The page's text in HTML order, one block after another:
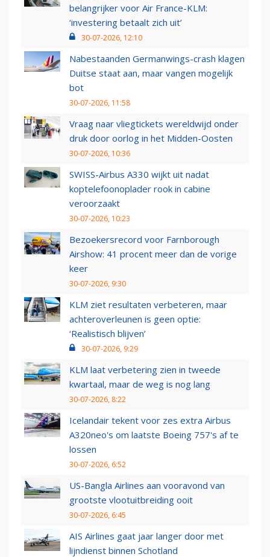
belangrijker voor Air France-KLM:
‘investering betaalt zich uit’
30-07-2026, 12:10
Nabestaanden Germanwings-crash klagen
Duitse staat aan, maar vangen mogelijk
bot
30-07-2026, 11:58
Vraag naar vliegtickets wereldwijd onder
druk door oorlog in het Midden-Oosten
30-07-2026, 10:36
SWISS-Airbus A330 wijkt uit nadat
koptelefoonoplader rook in cabine
veroorzaakt
30-07-2026, 10:23
Bezoekersrecord voor Farnborough
Airshow: 41 procent meer dan de vorige
keer
30-07-2026, 9:30
KLM ziet resultaten verbeteren, maar
achteroverleunen is geen optie:
‘Realistisch blijven’
30-07-2026, 9:29
KLM laat verbetering zien in tweede
kwartaal, maar de weg is nog lang
30-07-2026, 8:22
Icelandair tekent voor zes extra Airbus
A320neo's om laatste Boeing 757's af te
lossen
30-07-2026, 6:52
US-Bangla Airlines aan vooravond van
grootste vlootuitbreiding ooit
30-07-2026, 6:45
AIS Airlines gaat jaar langer door met
lijndienst binnen Schotland